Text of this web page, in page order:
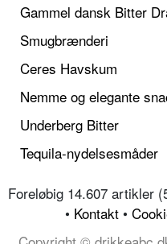
Gammel dansk Bitter
Smugbrænderi
Ceres Havskum
Nemme og elegante
Underberg Bitter
Tequila-nydelsesmåder
Foreløbig 14.607 artikler
• Kontakt •